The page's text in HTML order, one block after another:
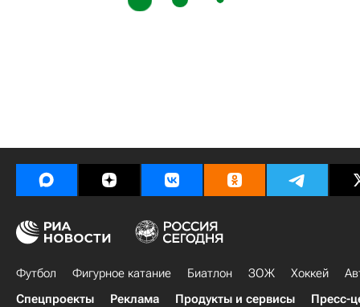
Футбол Фигурное катание Биатлон ЗОЖ Хоккей
Спецпроекты
Реклама Продукты и сервисы Пресс-